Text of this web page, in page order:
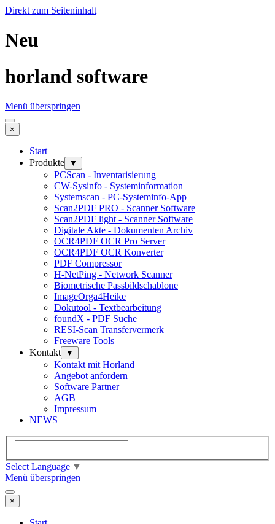
Direkt zum Seiteninhalt
Neu
horland software
Menü überspringen
×
Start
Produkte
▼
PCScan - Inventarisierung
CW-Sysinfo - Systeminformation
Systemscan - PC-Systeminfo-App
Scan2PDF PRO - Scanner Software
Scan2PDF light - Scanner Software
Digitale Akte - Dokumenten Archiv
OCR4PDF OCR Pro Server
OCR4PDF OCR Konverter
PDF Compressor
H-NetPing - Network Scanner
Biometrische Passbildschablone
ImageOrga4Heike
Dokutool - Textbearbeitung
foundX - PDF Suche
RESI-Scan Transfervermerk
Freeware Tools
Kontakt
▼
Kontakt mit Horland
Angebot anfordern
Software Partner
AGB
Impressum
NEWS
Select Language ▼
Menü überspringen
×